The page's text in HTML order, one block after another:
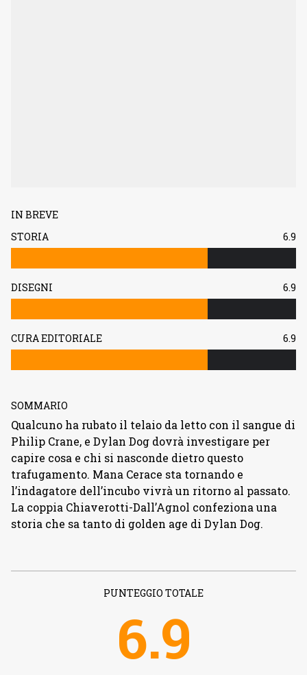
IN BREVE
STORIA
6.9
DISEGNI 6.9
CURA EDITORIALE 6.9
SOMMARIO
Qualcuno ha rubato il telaio da letto con il sangue di
Philip Crane, e Dylan Dog dovrà investigare per
capire cosa e chi si nasconde dietro questo
trafugamento. Mana Cerace sta tornando e
l’indagatore dell’incubo vivrà un ritorno al passato.
La coppia Chiaverotti-Dall’Agnol confeziona una
storia che sa tanto di golden age di Dylan Dog.
PUNTEGGIO TOTALE
6.9